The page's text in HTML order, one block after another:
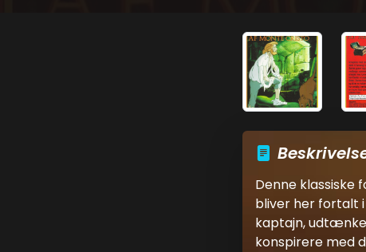
Denne
bliver her fortalt
kaptajn,
konspirere med